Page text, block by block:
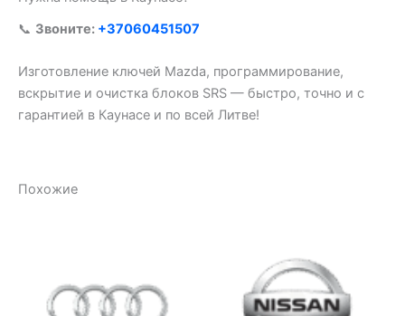
📞 Звоните: +37060451507
Изготовление ключей Mazda, программирование,
вскрытие и очистка блоков SRS — быстро, точно и с
гарантией в Каунасе и по всей Литве!
Похожие